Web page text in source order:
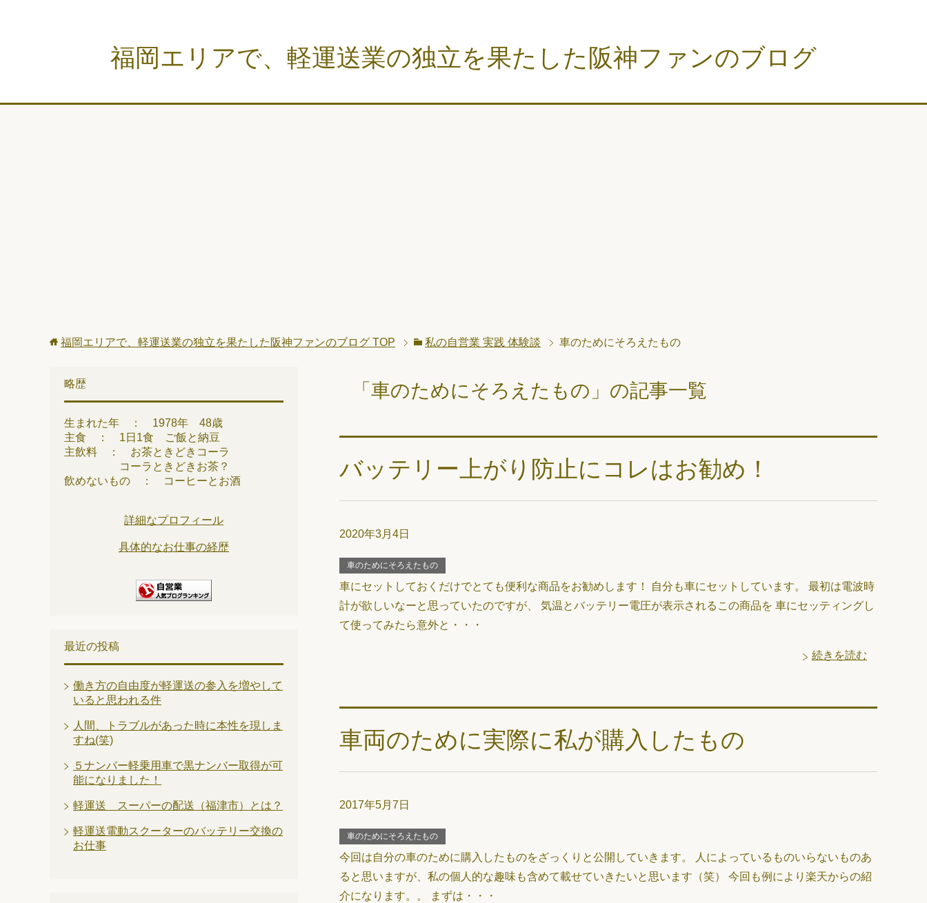
福岡エリアで、軽運送業の独立を果たした阪神ファンのブログ
福岡エリアで、軽運送業の独立を果たした阪神ファンのブログ TOP 私の自営業 実践 体験談 車のためにそろえたもの
「車のためにそろえたもの」の記事一覧
バッテリー上がり防止にコレはお勧め！
2020年3月4日
車のためにそろえたもの
車にセットしておくだけでとても便利な商品をお勧めします！ 自分も車にセットしています。 最初は電波時
計が欲しいなーと思っていたのですが、 気温とバッテリー電圧が表示されるこの商品を 車にセッティングし
て使ってみたら意外と・・・
続きを読む
車両のために実際に私が購入したもの
2017年5月7日
車のためにそろえたもの
今回は自分の車のために購入したものをざっくりと公開していきます。 人によっているものいらないものあ
ると思いますが、私の個人的な趣味も含めて載せていきたいと思います（笑） 今回も例により楽天からの紹
介になります。。 まずは・・・
略歴
生まれた年 ： 1978年 48歳
主食 ： 1日1食 ご飯と納豆
主飲料 ： お茶ときどきコーラ
コーラときどきお茶？
飲めないもの ： コーヒーとお酒
詳細なプロフィール
具体的なお仕事の経歴
最近の投稿
働き方の自由度が軽運送の参入を増やして
いると思われる件
人間、トラブルがあった時に本性を現しま
すね(笑)
５ナンバー軽乗用車で黒ナンバー取得が可
能になりました！
軽運送 スーパーの配送（福津市）とは？
軽運送電動スクーターのバッテリー交換の
お仕事